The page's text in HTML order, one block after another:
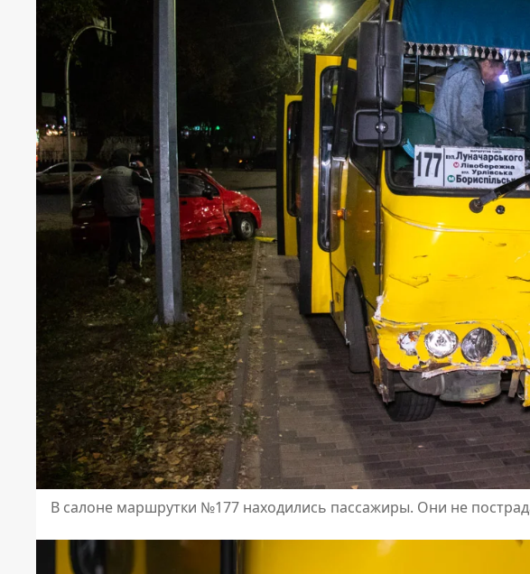
В салоне маршрутки №177 находились пассажиры. Они не